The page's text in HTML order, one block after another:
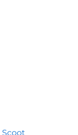
Scoot